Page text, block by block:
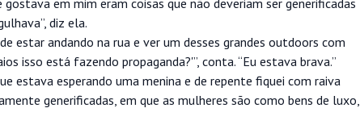
em mim eram coisas que não deveriam ser generificadas
diz ela.
estar andando na rua e ver um desses grandes outdoors com
isso está fazendo propaganda?'”, conta. “Eu estava brava.”
estava esperando uma menina e de repente fiquei com raiva
generificadas, em que as mulheres são como bens de luxo,